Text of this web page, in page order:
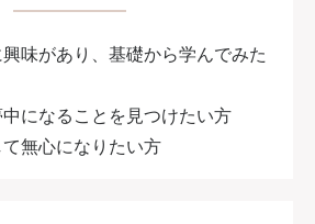
興味があり、基礎から学んでみた
中になることを見つけたい方
無心になりたい方